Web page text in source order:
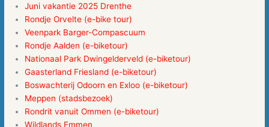
Juni vakantie 2025 Drenthe
Rondje Orvelte (e-bike tour)
Veenpark Barger-Compascuum
Rondje Aalden (e-biketour)
Nationaal Park Dwingelderveld (e-biketour)
Gaasterland Friesland (e-biketour)
Boswachterij Odoorn en Exloo (e-biketour)
Meppen (stadsbezoek)
Rondrit vanuit Ommen (e-biketour)
Wildlands Emmen